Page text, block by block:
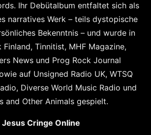
Ihr Debütalbum entfaltet sich als
narratives Werk – teils dystopische
Bekenntnis – und wurde in
Finland, Tinnitist, MHF Magazine,
News und Prog Rock Journal
auf Unsigned Radio UK, WTSQ
Diverse World Music Radio und
and Other Animals gespielt.
Jesus Cringe Online